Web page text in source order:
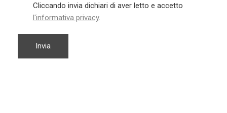
Cliccando invia dichiari di aver letto e accetto
l'informativa privacy.